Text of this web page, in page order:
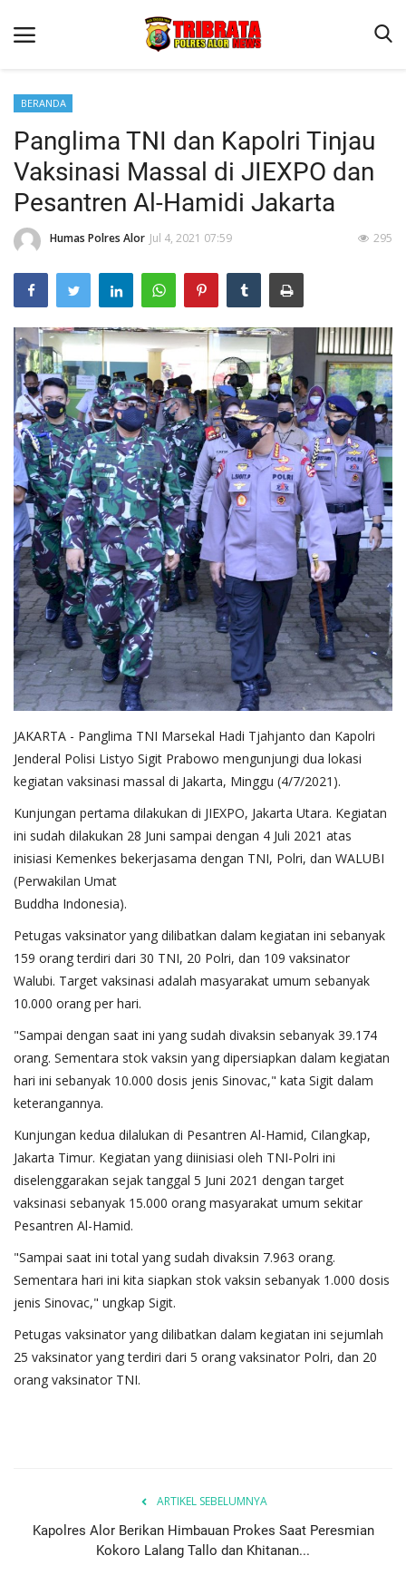
Beranda
Terms & Conditions
Reskrim
Binkam
Lantas
Giat Ops
Mitra Polisi
Polisi Kita
BERANDA
Panglima TNI dan Kapolri Tinjau
Vaksinasi Massal di JIEXPO dan
Pesantren Al-Hamidi Jakarta
Humas Polres Alor Jul 4, 2021 07:59 295
JAKARTA - Panglima TNI Marsekal Hadi Tjahjanto dan Kapolri
Jenderal Polisi Listyo Sigit Prabowo mengunjungi dua lokasi
kegiatan vaksinasi massal di Jakarta, Minggu (4/7/2021).
Kunjungan pertama dilakukan di JIEXPO, Jakarta Utara. Kegiatan
ini sudah dilakukan 28 Juni sampai dengan 4 Juli 2021 atas
inisiasi Kemenkes bekerjasama dengan TNI, Polri, dan WALUBI
(Perwakilan Umat
Buddha Indonesia).
Petugas vaksinator yang dilibatkan dalam kegiatan ini sebanyak
159 orang terdiri dari 30 TNI, 20 Polri, dan 109 vaksinator
Walubi. Target vaksinasi adalah masyarakat umum sebanyak
10.000 orang per hari.
"Sampai dengan saat ini yang sudah divaksin sebanyak 39.174
orang. Sementara stok vaksin yang dipersiapkan dalam kegiatan
hari ini sebanyak 10.000 dosis jenis Sinovac," kata Sigit dalam
keterangannya.
Kunjungan kedua dilalukan di Pesantren Al-Hamid, Cilangkap,
Jakarta Timur. Kegiatan yang diinisiasi oleh TNI-Polri ini
diselenggarakan sejak tanggal 5 Juni 2021 dengan target
vaksinasi sebanyak 15.000 orang masyarakat umum sekitar
Pesantren Al-Hamid.
"Sampai saat ini total yang sudah divaksin 7.963 orang.
Sementara hari ini kita siapkan stok vaksin sebanyak 1.000 dosis
jenis Sinovac," ungkap Sigit.
Petugas vaksinator yang dilibatkan dalam kegiatan ini sejumlah
25 vaksinator yang terdiri dari 5 orang vaksinator Polri, dan 20
orang vaksinator TNI.
ARTIKEL SEBELUMNYA
Kapolres Alor Berikan Himbauan Prokes Saat Peresmian
Kokoro Lalang Tallo dan Khitanan...